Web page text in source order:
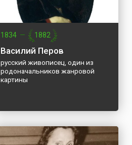
1834 — 1882
Василий Перов
русский живописец, один из
родоначальников жанровой
картины